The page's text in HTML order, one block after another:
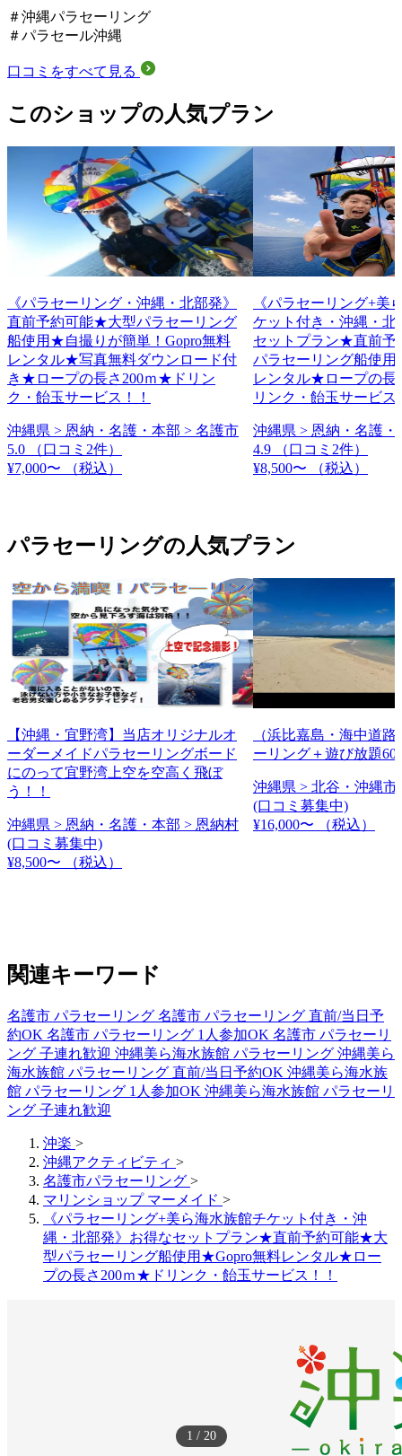
1 / 20
＃沖縄パラセーリング
＃パラセール沖縄
口コミをすべて見る
このショップの人気プラン
《パラセーリング・沖縄・北部発》
直前予約可能★大型パラセーリング
船使用★自撮りが簡単！Gopro無料
レンタル★写真無料ダウンロード付
き★ロープの長さ200ｍ★ドリン
ク・飴玉サービス！！
沖縄県 > 恩納・名護・本部 > 名護市
5.0
（口コミ2件）
¥7,000〜
（税込）
《パラセーリング+美
ケット付き・沖縄・北
セットプラン★直前
パラセーリング船使
レンタル★ロープの長
リンク・飴玉サービス
沖縄県 > 恩納・名護・
4.9
（口コミ2件）
¥8,500〜
（税込）
パラセーリングの人気プラン
【沖縄・宜野湾】当店オリジナルオ
ーダーメイドパラセーリングボード
にのって宜野湾上空を空高く飛ぼ
う！！
沖縄県 > 恩納・名護・本部 > 恩納村
(口コミ募集中)
¥8,500〜
（税込）
（浜比嘉島・海中道
ーリング＋遊び放題60
沖縄県 > 北谷・沖縄市
(口コミ募集中)
¥16,000〜
（税込）
関連キーワード
名護市 パラセーリング 名護市 パラセーリング 直前/当日予
約OK 名護市 パラセーリング 1人参加OK 名護市 パラセーリ
ング 子連れ歓迎 沖縄美ら海水族館 パラセーリング 沖縄美ら
海水族館 パラセーリング 直前/当日予約OK 沖縄美ら海水族
館 パラセーリング 1人参加OK 沖縄美ら海水族館 パラセーリ
ング 子連れ歓迎
沖楽 >
沖縄アクティビティ >
名護市パラセーリング >
マリンショップ マーメイド >
《パラセーリング+美ら海水族館チケット付き・沖
縄・北部発》お得なセットプラン★直前予約可能★大
型パラセーリング船使用★Gopro無料レンタル★ロー
プの長さ200ｍ★ドリンク・飴玉サービス！！